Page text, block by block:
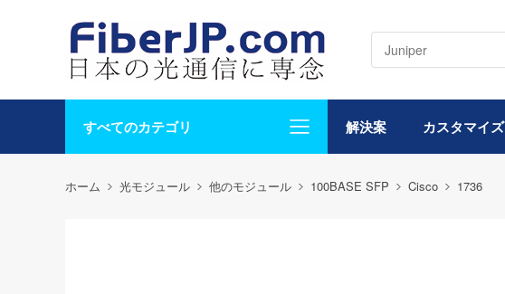
すべてのカテゴリ 解決案 カスタマイズ
ホーム 光モジュール 他のモジュール 100BASE SFP Cisco 1736